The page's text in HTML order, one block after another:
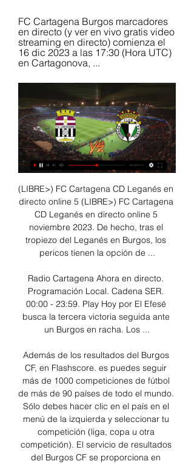
FC Cartagena Burgos marcadores
en directo (y ver en vivo gratis video
streaming en directo) comienza el
16 dic 2023 a las 17:30 (Hora UTC)
en Cartagonova, ...
(LIBRE>) FC Cartagena CD Leganés en
directo online 5 (LIBRE>) FC Cartagena
CD Leganés en directo online 5
noviembre 2023. De hecho, tras el
tropiezo del Leganés en Burgos, los
pericos tienen la opción de ...
Radio Cartagena Ahora en directo.
Programación Local. Cadena SER.
00:00 - 23:59. Play Hoy por El Efesé
busca la tercera victoria seguida ante
un Burgos en racha. Los ...
Además de los resultados del Burgos
CF, en Flashscore. es puedes seguir
más de 1000 competiciones de fútbol
de más de 90 países de todo el mundo.
Sólo debes hacer clic en el país en el
menú de la izquierda y seleccionar tu
competición (liga, copa u otra
competición). El servicio de resultados
del Burgos CF se proporciona en